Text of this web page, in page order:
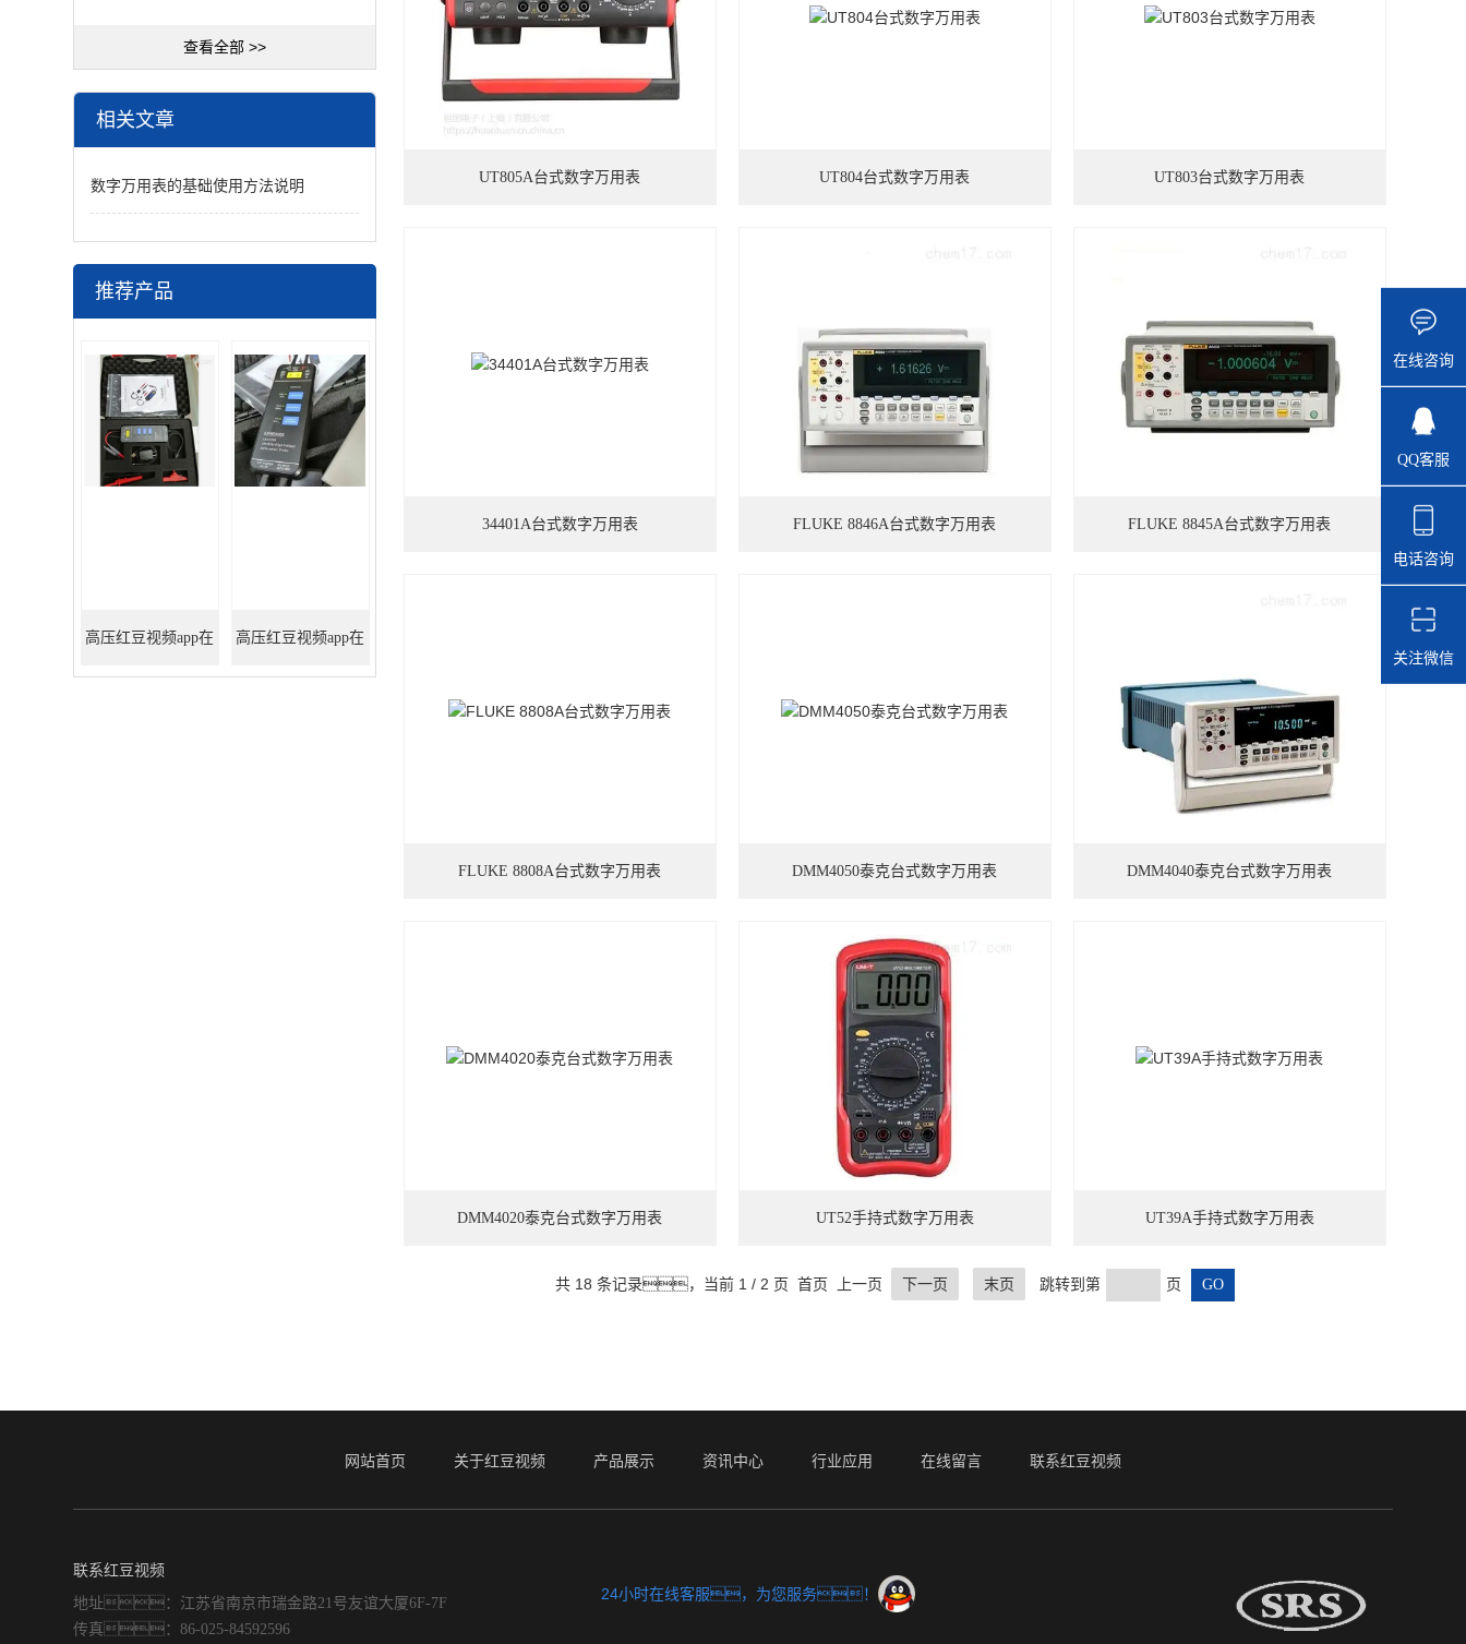
查看全部 >>
相关文章
数字万用表的基础使用方法说明
推荐产品
高压红豆视频app在 高压红豆视频app在
UT805A台式数字万用表 UT804台式数字万用表 UT803台式数字万用表
34401A台式数字万用表 FLUKE 8846A台式数字万用表 FLUKE 8845A台式数字万用表
FLUKE 8808A台式数字万用表 DMM4050泰克台式数字万用表 DMM4040泰克台式数字万用表
DMM4020泰克台式数字万用表 UT52手持式数字万用表 UT39A手持式数字万用表
共 18 条记录，当前 1 / 2 页 首页 上一页 下一页 末页 跳转到第 页
网站首页 关于红豆视频 产品展示 资讯中心 行业应用 在线留言 联系红豆视频
联系红豆视频
地址：江苏省南京市瑞金路21号友谊大厦6F-7F
传真：86-025-84592596
24小时在线客服，为您服务！
在线咨询
QQ客服
电话咨询
关注微信